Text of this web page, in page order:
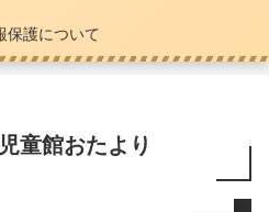
保護について
童館おたより